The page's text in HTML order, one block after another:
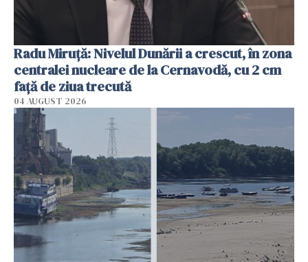
Radu Miruţă: Nivelul Dunării a crescut, în zona
centralei nucleare de la Cernavodă, cu 2 cm
faţă de ziua trecută
04 AUGUST 2026